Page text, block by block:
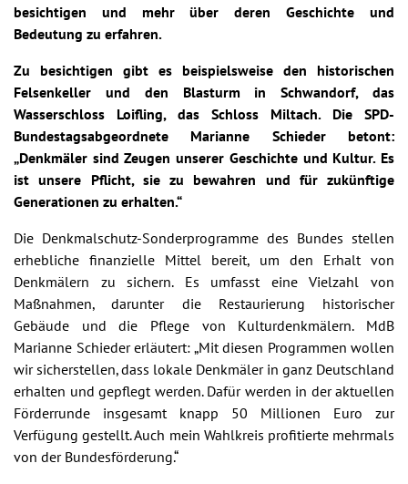
besichtigen und mehr über deren Geschichte und
Bedeutung zu erfahren.
Zu besichtigen gibt es beispielsweise den historischen
Felsenkeller und den Blasturm in Schwandorf, das
Wasserschloss Loifling, das Schloss Miltach. Die SPD-
Bundestagsabgeordnete Marianne Schieder betont:
„Denkmäler sind Zeugen unserer Geschichte und Kultur. Es
ist unsere Pflicht, sie zu bewahren und für zukünftige
Generationen zu erhalten.“
Die Denkmalschutz-Sonderprogramme des Bundes stellen
erhebliche finanzielle Mittel bereit, um den Erhalt von
Denkmälern zu sichern. Es umfasst eine Vielzahl von
Maßnahmen, darunter die Restaurierung historischer
Gebäude und die Pflege von Kulturdenkmälern. MdB
Marianne Schieder erläutert: „Mit diesen Programmen wollen
wir sicherstellen, dass lokale Denkmäler in ganz Deutschland
erhalten und gepflegt werden. Dafür werden in der aktuellen
Förderrunde insgesamt knapp 50 Millionen Euro zur
Verfügung gestellt. Auch mein Wahlkreis profitierte mehrmals
von der Bundesförderung.“